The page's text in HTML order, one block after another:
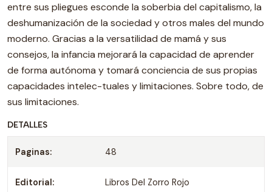
entre sus pliegues esconde la soberbia del capitalismo, la
deshumanización de la sociedad y otros males del mundo
moderno. Gracias a la versatilidad de mamá y sus
consejos, la infancia mejorará la capacidad de aprender
de forma autónoma y tomará conciencia de sus propias
capacidades intelec-tuales y limitaciones. Sobre todo, de
sus limitaciones.
DETALLES
Paginas: 48
Editorial: Libros Del Zorro Rojo